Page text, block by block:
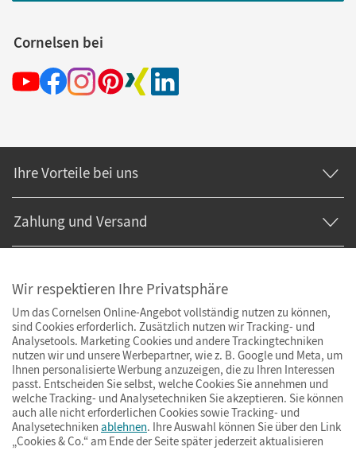
Cornelsen bei
Ihre Vorteile bei uns
Zahlung und Versand
ImpressumAGBDatenschutzBarrierefreiheitCookies & Co.
Wir respektieren Ihre Privatsphäre
Um das Cornelsen Online-Angebot vollständig nutzen zu können,
sind Cookies erforderlich. Zusätzlich nutzen wir Tracking- und
Analysetools. Marketing Cookies und andere Trackingtechniken
nutzen wir und unsere Werbepartner, wie z. B. Google und Meta, um
Ihnen personalisierte Werbung anzuzeigen, die zu Ihren Interessen
passt. Entscheiden Sie selbst, welche Cookies Sie annehmen und
welche Tracking- und Analysetechniken Sie akzeptieren. Sie können
auch alle nicht erforderlichen Cookies sowie Tracking- und
Analysetechniken ablehnen. Ihre Auswahl können Sie über den Link
„Cookies & Co.“ am Ende der Seite später jederzeit aktualisieren